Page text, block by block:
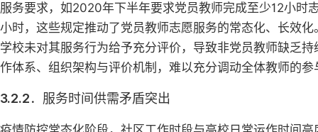
服务要求，如2020年下半年要求党员教师完成至少12小
小时，这些规定推动了党员教师志愿服务的常态化、长效
学校未对其服务行为给予充分评价，导致非党员教师缺乏
作体系、组织架构与评价机制，难以充分调动全体教师的参
3.2.2．服务时间供需矛盾突出